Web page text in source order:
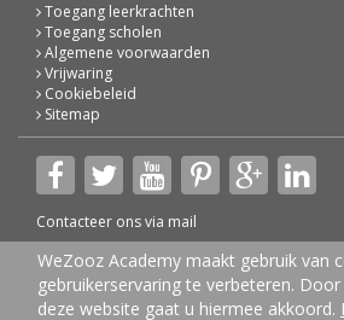
Toegang leerkrachten
Toegang scholen
Algemene voorwaarden
Vrijwaring
Cookiebeleid
Sitemap
Contacteer ons via mail
© 2026 WeZooz Academy
WeZooz Academy maakt gebruik van
gebruikerservaring te verbeteren.
deze website gaat u hiermee akkoord.